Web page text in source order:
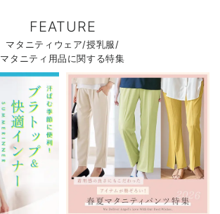
FEATURE
マタニティウェア/授乳服/
マタニティ用品に関する特集